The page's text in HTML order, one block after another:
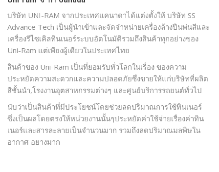
บริษัท UNI-RAM จากประเทศแคนาดาได้แต่งตั้งให้ บริษัท SS
Advance Tech เป็นผู้นําเข้าและจัดจําหน่ายเครื่องล้างปืนพ่นสีและ
เครื่องรีไซเคิลทินเนอร์ระบบอัตโนมัติรวมถึงสินค้าทุกอย่างของ
Uni-Ram แต่เพียงผู้เดียวในประเทศไทย
สินค้าของ Uni-Ram เป็นที่ยอมรับทั่วโลกในเรื่อง ของความ
ประหยัดความสะดวกและความปลอดภัยซึ่งขายให้แก่บริษัทที่ผลิต
สีชั้นนํา,โรงงานอุตสาหกรรมต่างๆ และศูนย์บริการรถยนต์ทั่วไป
นับว่าเป็นสินค้าที่มีประโยชน์โดยช่วยลดปริมาณการใช้ทินเนอร์
ซึ่งเป็นผลโดยตรงให้หน่วยงานนั้นๆประหยัดค่าใช้จ่ายเรื่องค่าทิน
เนอร์และสารละลายเป็นจํานวนมาก รวมถึงลดปริมาณมลพิษใน
อากาศ อยางมาก